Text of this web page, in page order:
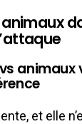
animaux
et elle